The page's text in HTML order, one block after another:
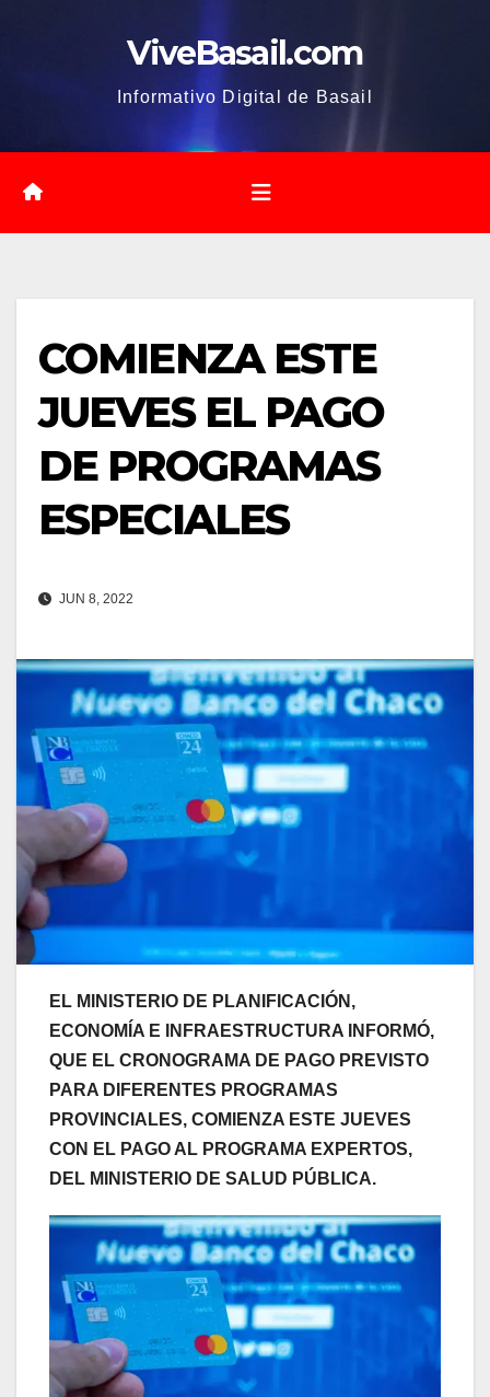
ViveBasail.com
Informativo Digital de Basail
COMIENZA ESTE
JUEVES EL PAGO
DE PROGRAMAS
ESPECIALES
JUN 8, 2022
EL MINISTERIO DE PLANIFICACIÓN,
ECONOMÍA E INFRAESTRUCTURA INFORMÓ,
QUE EL CRONOGRAMA DE PAGO PREVISTO
PARA DIFERENTES PROGRAMAS
PROVINCIALES, COMIENZA ESTE JUEVES
CON EL PAGO AL PROGRAMA EXPERTOS,
DEL MINISTERIO DE SALUD PÚBLICA.